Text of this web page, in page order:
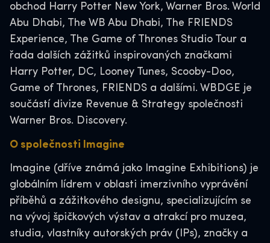
obchod Harry Potter New York, Warner Bros. World
Abu Dhabi, The WB Abu Dhabi, The FRIENDS
Experience, The Game of Thrones Studio Tour a
řada dalších zážitků inspirovaných značkami
Harry Potter, DC, Looney Tunes, Scooby-Doo,
Game of Thrones, FRIENDS a dalšími. WBDGE je
součástí divize Revenue & Strategy společnosti
Warner Bros. Discovery.
O společnosti Imagine
Imagine (dříve známá jako Imagine Exhibitions) je
globálním lídrem v oblasti imerzivního vyprávění
příběhů a zážitkového designu, specializujícím se
na vývoj špičkových výstav a atrakcí pro muzea,
studia, vlastníky autorských práv (IPs), značky a